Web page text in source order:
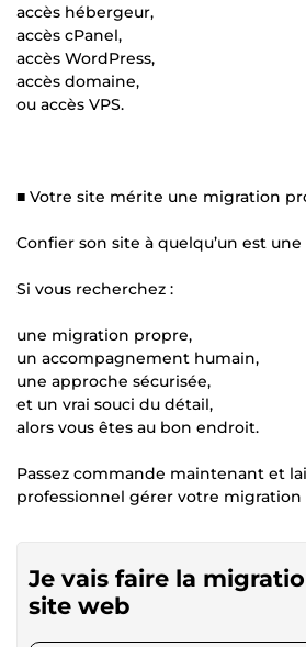
accès hébergeur,
accès cPanel,
accès WordPress,
accès domaine,
ou accès VPS.
■ Votre site mérite une migration
Confier son site à quelqu’un est
Si vous recherchez :
une migration propre,
un accompagnement humain,
une approche sécurisée,
et un vrai souci du détail,
alors vous êtes au bon endroit.
Passez commande maintenant et
professionnel gérer votre
Je vais faire la
site web